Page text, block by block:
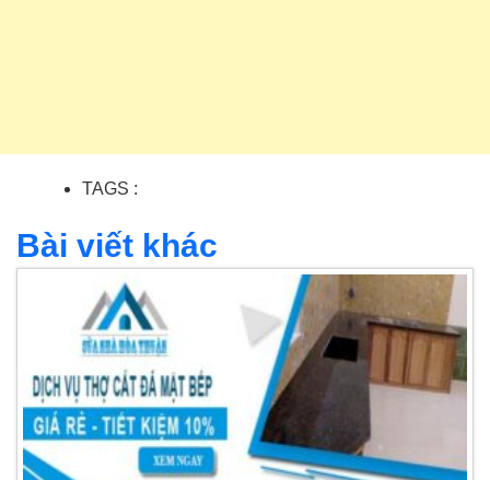
TAGS :
Bài viết khác